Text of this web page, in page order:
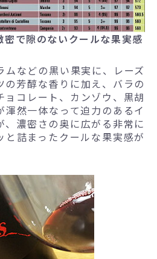
で隙のないクールな果実感
ムなどの黒い果実に、レーズ
の芳醇な香りに加え、バラの
コレート、カンゾウ、黒胡
渾然一体なって迫力のあるイ
、濃密さの奥に広がる非常に
詰まったクールな果実感が